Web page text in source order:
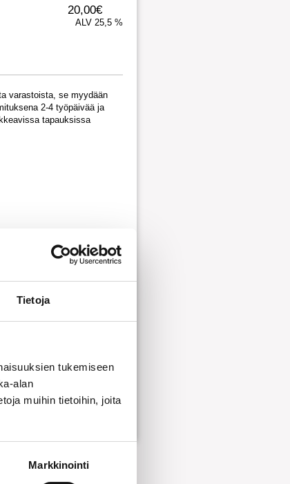
Tietoja
tukemiseen
alan
muihin tietoihin, joita
Markkinointi
20,00€
ALV 25,5 %
varastoista, se myydään
2-4 työpäivää ja
tapauksissa
Lisää ostoskoriin